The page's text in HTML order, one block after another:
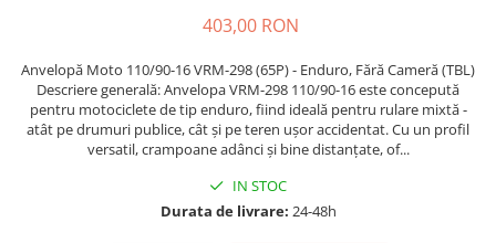
403,00 RON
Anvelopă Moto 110/90-16 VRM-298 (65P) - Enduro, Fără Cameră (TBL)
Descriere generală: Anvelopa VRM-298 110/90-16 este concepută
pentru motociclete de tip enduro, fiind ideală pentru rulare mixtă -
atât pe drumuri publice, cât și pe teren ușor accidentat. Cu un profil
versatil, crampoane adânci și bine distanțate, of...
IN STOC
Durata de livrare: 24-48h